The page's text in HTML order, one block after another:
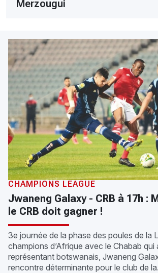
Merzougui
CHAMPIONS LEAGUE
Jwaneng Galaxy - CRB à 17h :
le CRB doit gagner !
3e journée de la phase des poules de la
champions d’Afrique avec le Chabab qui
représentant botswanais, Jwaneng
rencontre déterminante pour le club de